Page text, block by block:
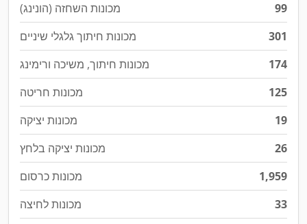
מכונות השחזה (הונינג)
99
מכונות חיתוך גלגלי שיניים
301
מכונות חיתוך, משיכה ורימינג
174
מכונות חריטה
125
מכונות יציקה
19
מכונות יציקה בלחץ
26
מכונות כרסום
1,959
מכונות לחיצה
33